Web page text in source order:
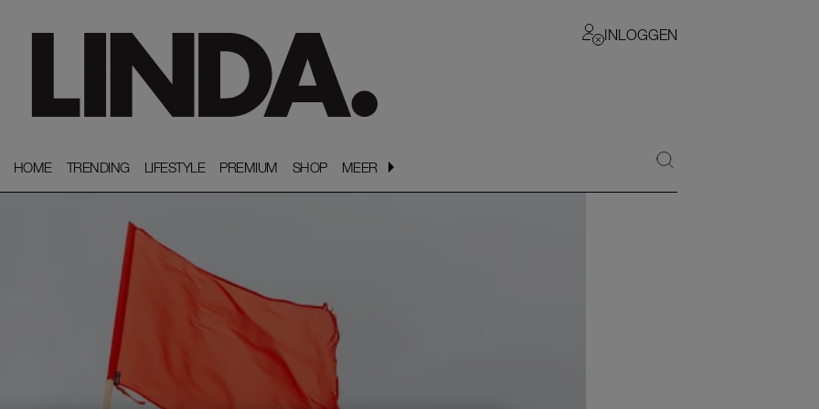
INLOGGEN
HOME
HOME TRENDING
TRENDING LIFESTYLE
LIFESTYLE PREMIUM
PREMIUM SHOP
SHOP MEER
MEER